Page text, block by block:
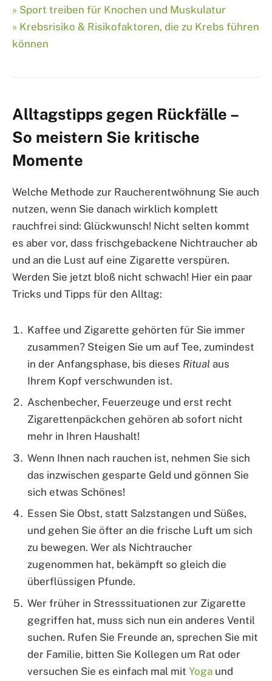
» Sport treiben für Knochen und Muskulatur
» Krebsrisiko & Risikofaktoren, die zu Krebs führen
können
Alltagstipps gegen Rückfälle –
So meistern Sie kritische
Momente
Welche Methode zur Raucherentwöhnung Sie auch
nutzen, wenn Sie danach wirklich komplett
rauchfrei sind: Glückwunsch! Nicht selten kommt
es aber vor, dass frischgebackene Nichtraucher ab
und an die Lust auf eine Zigarette verspüren.
Werden Sie jetzt bloß nicht schwach! Hier ein paar
Tricks und Tipps für den Alltag:
Kaffee und Zigarette gehörten für Sie immer
zusammen? Steigen Sie um auf Tee, zumindest
in der Anfangsphase, bis dieses Ritual aus
Ihrem Kopf verschwunden ist.
Aschenbecher, Feuerzeuge und erst recht
Zigarettenpäckchen gehören ab sofort nicht
mehr in Ihren Haushalt!
Wenn Ihnen nach rauchen ist, nehmen Sie sich
das inzwischen gesparte Geld und gönnen Sie
sich etwas Schönes!
Essen Sie Obst, statt Salzstangen und Süßes,
und gehen Sie öfter an die frische Luft um sich
zu bewegen. Wer als Nichtraucher
zugenommen hat, bekämpft so gleich die
überflüssigen Pfunde.
Wer früher in Stresssituationen zur Zigarette
gegriffen hat, muss sich nun ein anderes Ventil
suchen. Rufen Sie Freunde an, sprechen Sie mit
der Familie, bitten Sie Kollegen um Rat oder
versuchen Sie es einfach mal mit Yoga und